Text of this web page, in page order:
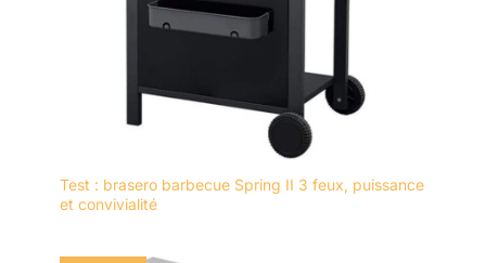
Test : brasero barbecue Spring II 3 feux, puissance
et convivialité